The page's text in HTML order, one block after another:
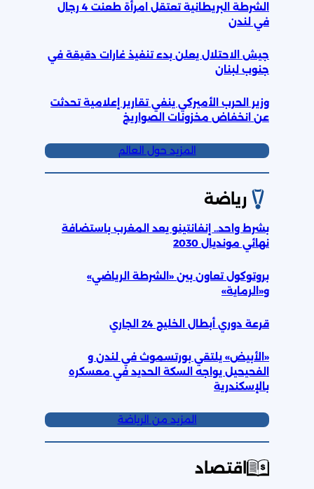
الشرطة البريطانية تعتقل امرأة طعنت 4 رجال
في لندن
جيش الاحتلال يعلن بدء تنفيذ غارات دقيقة في
جنوب لبنان
وزير الحرب الأميركي ينفي تقارير إعلامية تحدثت
عن انخفاض مخزونات الصواريخ
المزيد حول العالم
رياضة
بشرط واحد.. إنفانتينو يعد المغرب باستضافة
نهائي مونديال 2030
بروتوكول تعاون بين «الشرطة الرياضي»
و«الرماية»
قرعة دوري أبطال الخليج 24 الجاري
«الأبيض» يلتقي بورتسموث في لندن و
الفحيحيل يواجه السكة الحديد في معسكره
بالإسكندرية
المزيد من الرياضة
اقتصاد